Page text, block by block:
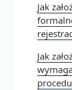
Jak
Jak